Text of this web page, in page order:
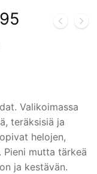
Valikoimassa
teräksisiä ja
helojen,
Pieni mutta tärkeä
ja kestävän.